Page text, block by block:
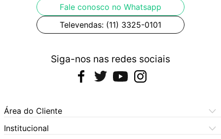
Fale conosco no Whatsapp
Televendas: (11) 3325-0101
Siga-nos nas redes sociais
Área do Cliente
Meus Pedidos
Institucional